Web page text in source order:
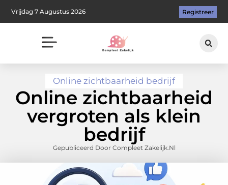
Vrijdag 7 Augustus 2026 Registreer
Online zichtbaarheid bedrijf
Online zichtbaarheid
vergroten als klein
bedrijf
Gepubliceerd Door Compleet Zakelijk.nl